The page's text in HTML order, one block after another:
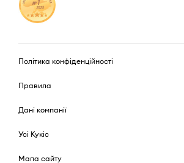
Політика конфіденційності
Правила
Дані компанії
Усі Кукіс
Мапа сайту